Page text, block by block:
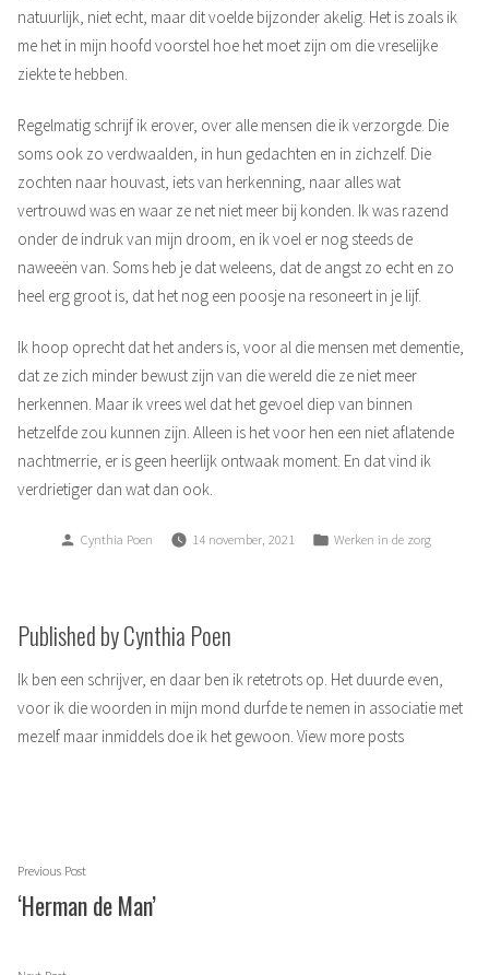
natuurlijk, niet echt, maar dit voelde bijzonder akelig. Het is zoals ik
me het in mijn hoofd voorstel hoe het moet zijn om die vreselijke
ziekte te hebben.
Regelmatig schrijf ik erover, over alle mensen die ik verzorgde. Die
soms ook zo verdwaalden, in hun gedachten en in zichzelf. Die
zochten naar houvast, iets van herkenning, naar alles wat
vertrouwd was en waar ze net niet meer bij konden. Ik was razend
onder de indruk van mijn droom, en ik voel er nog steeds de
naweeën van. Soms heb je dat weleens, dat de angst zo echt en zo
heel erg groot is, dat het nog een poosje na resoneert in je lijf.
Ik hoop oprecht dat het anders is, voor al die mensen met dementie,
dat ze zich minder bewust zijn van die wereld die ze niet meer
herkennen. Maar ik vrees wel dat het gevoel diep van binnen
hetzelfde zou kunnen zijn. Alleen is het voor hen een niet aflatende
nachtmerrie, er is geen heerlijk ontwaak moment. En dat vind ik
verdrietiger dan wat dan ook.
Posted
Cynthia Poen 14 november, 2021
Posted
Werken in de zorg
Published by Cynthia Poen
Ik ben een schrijver, en daar ben ik retetrots op. Het duurde even,
voor ik die woorden in mijn mond durfde te nemen in associatie met
mezelf maar inmiddels doe ik het gewoon. View more posts
Berichtnavigatie
Previous PostPrevious
post:
‘Herman de Man’